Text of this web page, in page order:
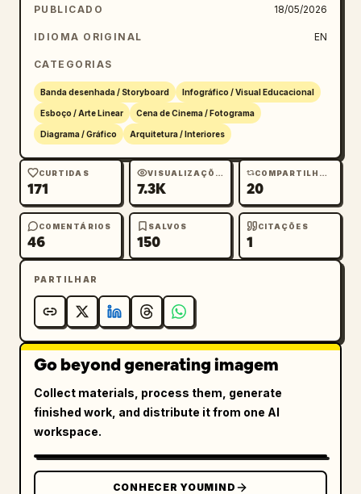
girando e ar-condicionado ligado.
cinematográficas e notas de transição de
cena, trabalhadores realistas em uniformes de
segurança, ferramentas visíveis em cada
painel, layout de ambiente consistente em
todos os quadros do storyboard, estilo de
storyboard de produção cinematográfica,
esboço em preto e branco altamente detalhado
misturado com sombreamento cinematográfico
suave, folha de conceito de pré-produção
profissional, uma única imagem contendo todos
os painéis do storyboard.
PUBLICADO 18/05/2026
IDIOMA ORIGINAL EN
CATEGORIAS
Banda desenhada / Storyboard Infográfico / Visual Educacional
Esboço / Arte Linear Cena de Cinema / Fotograma
Diagrama / Gráfico Arquitetura / Interiores
CURTIDAS
171
VISUALIZAÇÕES
7.3K
COMPARTILHAMENTOS
20
COMENTÁRIOS
46
SALVOS
150
CITAÇÕES
1
PARTILHAR
Go beyond generating imagem
Collect materials, process them, generate
finished work, and distribute it from one AI
workspace.
CONHECER YOUMIND